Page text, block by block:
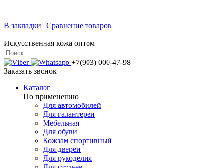
В закладки | Сравнение товаров
Искусственная кожа оптом
+7(903) 000-47-98
Заказать звонок
Каталог
По применению
Для автомобилей
Для галантереи
Мебельная
Для обуви
Кожзам спортивный
Для дверей
Для рукоделия